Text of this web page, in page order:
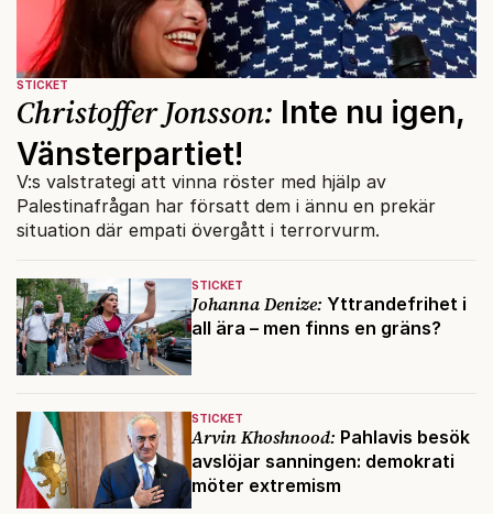
STICKET
Johanna Denize: Yttrandefrihet i
all ära – men finns en gräns?
STICKET
Arvin Khoshnood: Pahlavis besök
avslöjar sanningen: demokrati
möter extremism
STICKET
Christoffer Jonsson: Inte nu igen,
Vänsterpartiet!
V:s valstrategi att vinna röster med hjälp av
Palestinafrågan har försatt dem i ännu en prekär
situation där empati övergått i terrorvurm.